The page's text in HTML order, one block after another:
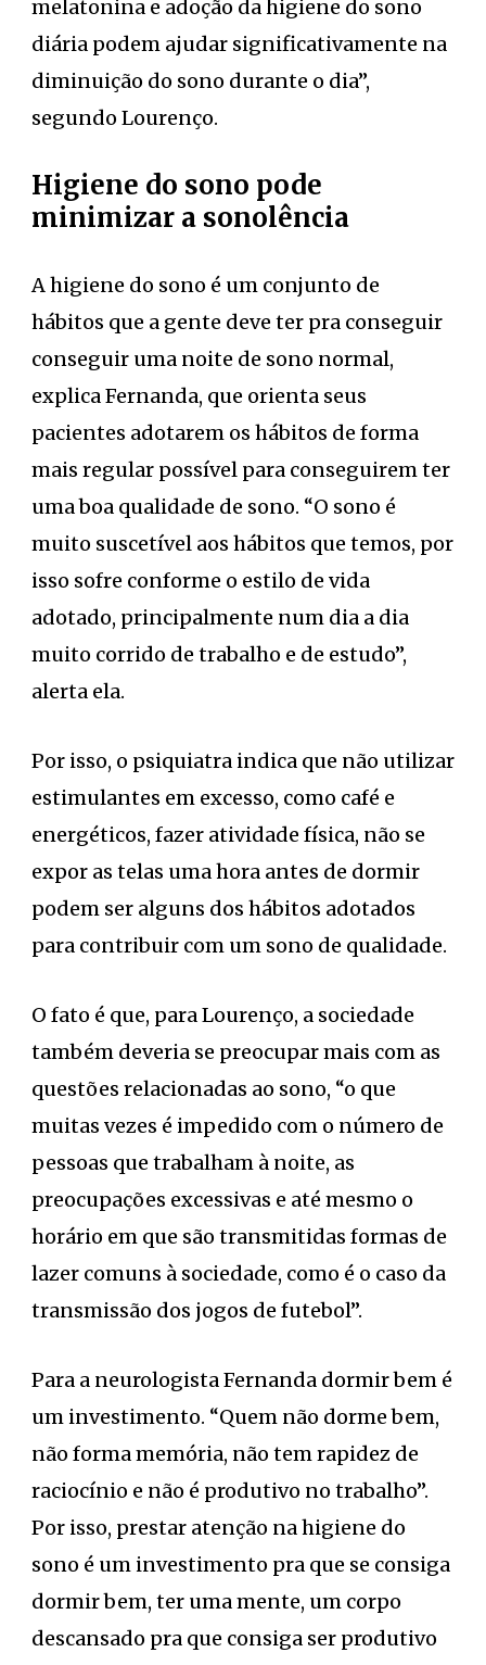
melatonina e adoção da higiene do sono
diária podem ajudar significativamente na
diminuição do sono durante o dia”,
segundo Lourenço.
Higiene do sono pode
minimizar a sonolência
A higiene do sono é um conjunto de
hábitos que a gente deve ter pra conseguir
conseguir uma noite de sono normal,
explica Fernanda, que orienta seus
pacientes adotarem os hábitos de forma
mais regular possível para conseguirem ter
uma boa qualidade de sono. “O sono é
muito suscetível aos hábitos que temos, por
isso sofre conforme o estilo de vida
adotado, principalmente num dia a dia
muito corrido de trabalho e de estudo”,
alerta ela.
Por isso, o psiquiatra indica que não utilizar
estimulantes em excesso, como café e
energéticos, fazer atividade física, não se
expor as telas uma hora antes de dormir
podem ser alguns dos hábitos adotados
para contribuir com um sono de qualidade.
O fato é que, para Lourenço, a sociedade
também deveria se preocupar mais com as
questões relacionadas ao sono, “o que
muitas vezes é impedido com o número de
pessoas que trabalham à noite, as
preocupações excessivas e até mesmo o
horário em que são transmitidas formas de
lazer comuns à sociedade, como é o caso da
transmissão dos jogos de futebol”.
Para a neurologista Fernanda dormir bem é
um investimento. “Quem não dorme bem,
não forma memória, não tem rapidez de
raciocínio e não é produtivo no trabalho”.
Por isso, prestar atenção na higiene do
sono é um investimento pra que se consiga
dormir bem, ter uma mente, um corpo
descansado pra que consiga ser produtivo